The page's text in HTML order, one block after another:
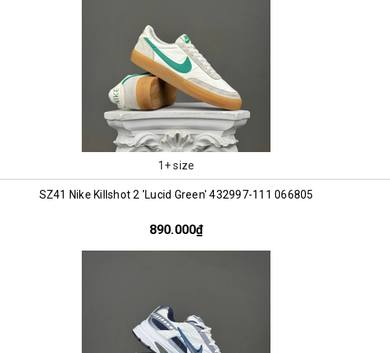
1+ size
SZ41 Nike Killshot 2 'Lucid Green' 432997-111 066805
890.000₫